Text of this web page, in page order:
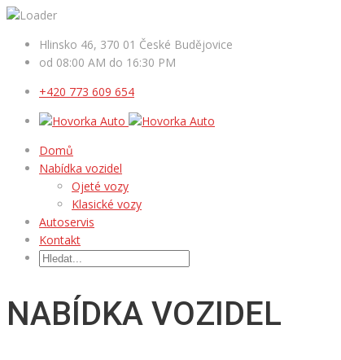
Hlinsko 46, 370 01 České Budějovice
od 08:00 AM do 16:30 PM
+420 773 609 654
Domů
Nabídka vozidel
Ojeté vozy
Klasické vozy
Autoservis
Kontakt
NABÍDKA VOZIDEL